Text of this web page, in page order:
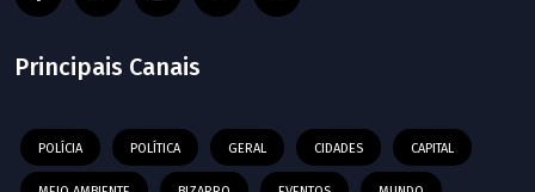
Principais Canais
POLÍCIA POLÍTICA GERAL CIDADES CAPITAL